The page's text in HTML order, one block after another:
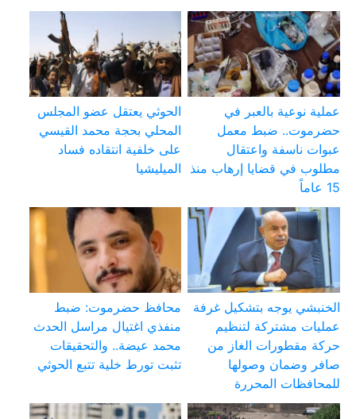
عملية نوعية بالعبر في
حضرموت.. ضبط معمل
عبوات ناسفة واعتقال
مطلوب في قضايا إرهاب منذ
15 عاماً
الحوثي يعتقل عضو المجلس
المحلي بحجة محمد القيسي
على خلفية انتقاده فساد
الميليشيا
الخنبشي يوجه بتشكيل غرفة
عمليات مشتركة لتنظيم
حركة مقطورات الغاز من
صافر وضمان وصولها
للمحافظات المحررة
محافظ حضرموت: ضبط
منفذي اغتيال مراسل الحدث
محمد عيضة.. والتحقيقات
تثبت تورط خلية تتبع الحوثي